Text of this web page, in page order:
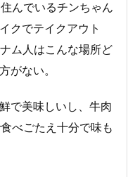
んでいるチンちゃん
クでテイクアウト
ム人はこんな場所ど
がない。
で美味しいし、牛肉
べごたえ十分で味も